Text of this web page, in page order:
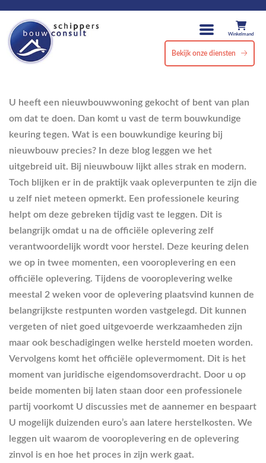
Winkelmand
Bekijk onze diensten
U heeft een nieuwbouwwoning gekocht of bent van plan
om dat te doen. Dan komt u vast de term bouwkundige
keuring tegen. Wat is een bouwkundige keuring bij
nieuwbouw precies? In deze blog leggen we het
uitgebreid uit. Bij nieuwbouw lijkt alles strak en modern.
Toch blijken er in de praktijk vaak opleverpunten te zijn die
u zelf niet meteen opmerkt. Een professionele keuring
helpt om deze gebreken tijdig vast te leggen. Dit is
belangrijk omdat u na de officiële oplevering zelf
verantwoordelijk wordt voor herstel. Deze keuring delen
we op in twee momenten, een vooroplevering en een
officiële oplevering. Tijdens de vooroplevering welke
meestal 2 weken voor de oplevering plaatsvind kunnen de
belangrijkste restpunten worden vastgelegd. Dit kunnen
vergeten of niet goed uitgevoerde werkzaamheden zijn
maar ook beschadigingen welke hersteld moeten worden.
Vervolgens komt het officiële oplevermoment. Dit is het
moment van juridische eigendomsoverdracht. Door u op
beide momenten bij laten staan door een professionele
partij voorkomt U discussies met de aannemer en bespaart
U mogelijk duizenden euro’s aan latere herstelkosten. We
leggen uit waarom de vooroplevering en de oplevering
zinvol is en hoe het proces in zijn werk gaat.